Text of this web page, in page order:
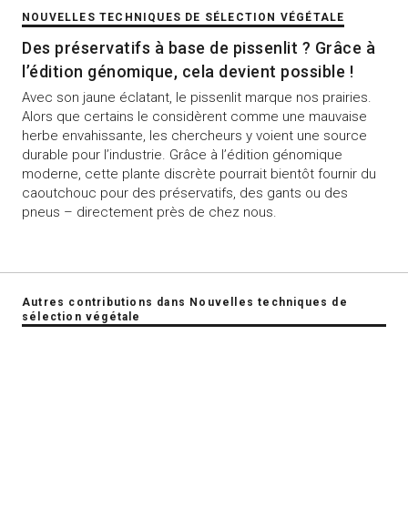
NOUVELLES TECHNIQUES DE SÉLECTION VÉGÉTALE
Des préservatifs à base de pissenlit ? Grâce à
l’édition génomique, cela devient possible !
Avec son jaune éclatant, le pissenlit marque nos prairies.
Alors que certains le considèrent comme une mauvaise
herbe envahissante, les chercheurs y voient une source
durable pour l’industrie. Grâce à l’édition génomique
moderne, cette plante discrète pourrait bientôt fournir du
caoutchouc pour des préservatifs, des gants ou des
pneus – directement près de chez nous.
Autres contributions dans Nouvelles techniques de
sélection végétale